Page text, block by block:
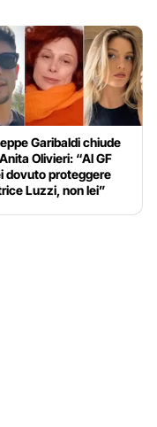
Garibaldi chiude
Olivieri: “Al GF
dovuto proteggere
Luzzi, non lei”